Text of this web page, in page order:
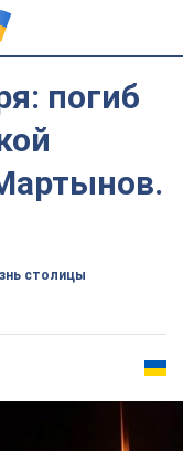
погиб
столицы